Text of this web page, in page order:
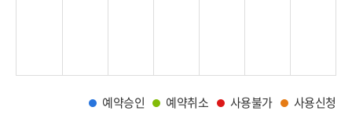
예약승인 예약취소 사용불가 사용신청